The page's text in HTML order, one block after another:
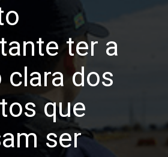
ter a
clara dos
que
ser